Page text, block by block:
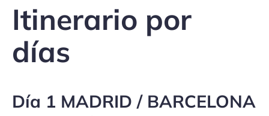
Itinerario por
días
Día 1 MADRID / BARCELONA